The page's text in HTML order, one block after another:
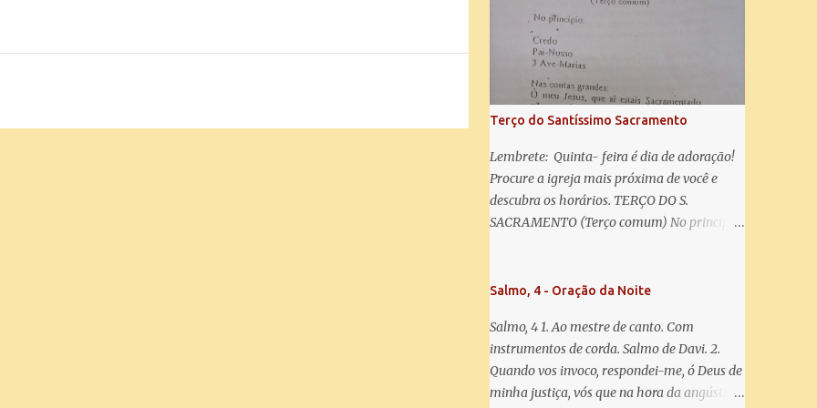
salve! A vós bradamos os degredados filhos
de Eva, a vós suspiramos, gemendo e
chorando neste vale de lágrimas. Eia, pois,
Advogada nossa, estes vossos olhos
misericordiosos a nós volvei, e depois deste
desterro, mostrai-nos Jesus. Bendito é o
fruto do vosso ventre, ó clemente, ó piedosa,
ó doce e sempre Virgem Maria. Rogai por
nós Santa Mãe de Deus. Para que sejamos
dignos das promessas de Cristo. Amém.
Terço do Santíssimo Sacramento
Lembrete: Quinta- feira é dia de adoração!
Procure a igreja mais próxima de você e
descubra os horários. TERÇO DO S.
SACRAMENTO (Terço comum) No principio:
Sacramentado, não permitais que eu viva
coração ao Vosso e o Vosso ao meu, e, nem
sem Vós morra eu! Nas contas pequenas:
Sacramento de Amor! Misericórdia Senhor!
Glória ao Pai: Cristo pão da vida e remédio
Salmo, 4 - Oração da Noite
Salmo, 4 1. Ao mestre de canto. Com
instrumentos de corda. Salmo de Davi. 2.
Quando vos invoco, respondei-me, ó Deus de
minha justiça, vós que na hora da angústia